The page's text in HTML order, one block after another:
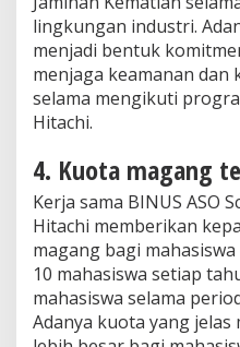
lingkungan industri.
menjadi bentuk
menjaga keamanan dan
selama mengikuti
Hitachi.
4. Kuota magang
Kerja sama BINUS ASO
Hitachi memberikan
magang bagi
10 mahasiswa setiap
mahasiswa selama
Adanya kuota yang